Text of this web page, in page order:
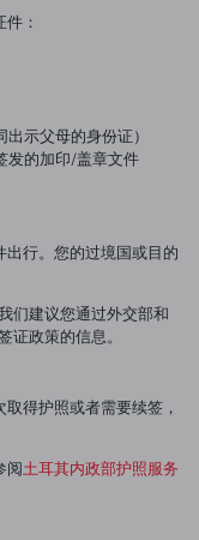
：
示父母的身份证）
发的加印/盖章文件
行。您的过境国或目的
们建议您通过外交部和
证政策的信息。
得护照或者需要续签，
阅土耳其内政部护照服务